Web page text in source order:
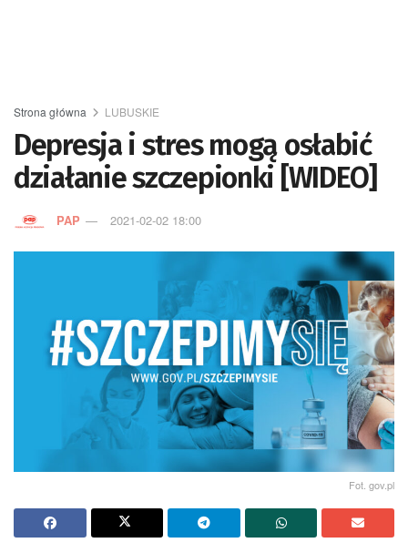
Strona główna LUBUSKIE
Depresja i stres mogą osłabić
działanie szczepionki [WIDEO]
PAP 2021-02-02 18:00
Fot. gov.pl